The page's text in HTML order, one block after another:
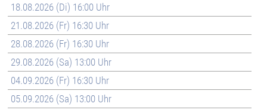
18.08.2026 (Di) 16:00 Uhr
21.08.2026 (Fr) 16:30 Uhr
28.08.2026 (Fr) 16:30 Uhr
29.08.2026 (Sa) 13:00 Uhr
04.09.2026 (Fr) 16:30 Uhr
05.09.2026 (Sa) 13:00 Uhr